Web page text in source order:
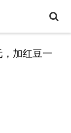
加红豆一